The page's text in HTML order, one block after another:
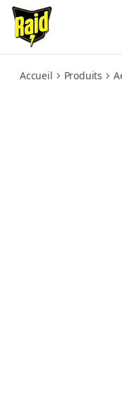
essentials-repulsif-
Accueil Produits